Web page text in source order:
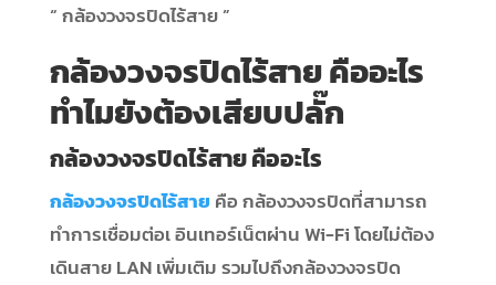
“ กล้องวงจรปิดไร้สาย ”
กล้องวงจรปิดไร้สาย คืออะไร
ทำไมยังต้องเสียบปลั๊ก
กล้องวงจรปิดไร้สาย คืออะไร
กล้องวงจรปิดไร้สาย คือ กล้องวงจรปิดที่สามารถ
ทำการเชื่อมต่อเ อินเทอร์เน็ตผ่าน Wi-Fi โดยไม่ต้อง
เดินสาย LAN เพิ่มเติม รวมไปถึงกล้องวงจรปิด